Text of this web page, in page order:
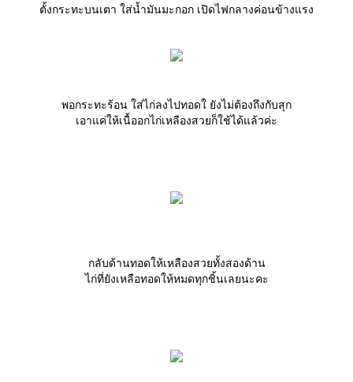
ตั้งกระทะบนเตา ใส่น้ำมันมะกอก เปิดไฟกลางค่อนข้างแรง
พอกระทะร้อน ใส่ไก่ลงไปทอดใ ยังไม่ต้องถึงกับสุก
เอาแค่ให้เนื้ออกไก่เหลืองสวยก็ใช้ได้แล้วค่ะ
กลับด้านทอดให้เหลืองสวยทั้งสองด้าน
ไก่ที่ยังเหลือทอดให้หมดทุกชิ้นเลยนะคะ